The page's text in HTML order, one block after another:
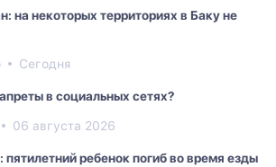
на некоторых территориях в Баку не
Сегодня
в социальных сетях?
06 августа 2026
ребенок погиб во время езды